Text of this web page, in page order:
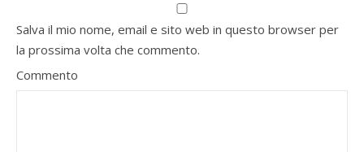
Salva il mio nome, email e sito web in questo browser per
la prossima volta che commento.
Commento